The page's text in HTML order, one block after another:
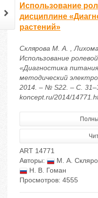
Использование
дисциплине
растений»
Склярова М. А. ,
Использование
«Диагностика
методический
2014. – № S22. – С.
koncept.ru/2014/
ART 14771
Авторы:
М. А.
Н. В. Гоман
Просмотров: 4555